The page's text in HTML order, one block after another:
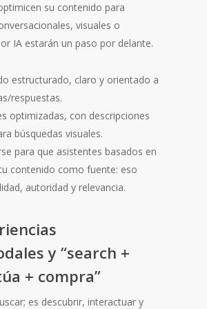
su contenido para
visuales o
IA estarán un paso por delante.
estructurado, claro y orientado a
respuestas.
optimizadas, con descripciones
búsquedas visuales.
para que asistentes basados en
contenido como fuente: eso
autoridad y relevancia.
y “search +
+ compra”
es descubrir, interactuar y